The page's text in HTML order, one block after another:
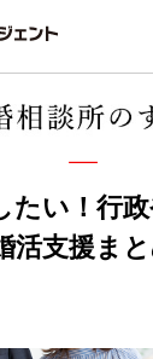
たい！行
活支援ま